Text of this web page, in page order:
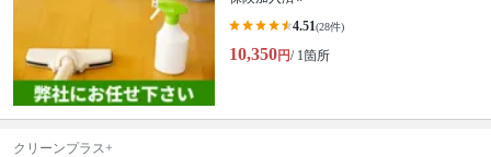
4.51(28件)
10,350円/ 1箇所
クリーンプラス+